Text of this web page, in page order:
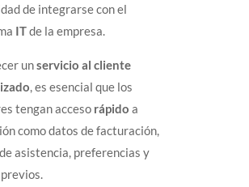
de integrarse con el
ITde la empresa.
unservicio al cliente
, es esencial que los
tengan acceso rápido a
como datos de facturación,
asistencia, preferencias y